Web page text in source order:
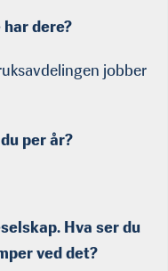
dere?
jobber
per år?
Hva ser du
ved det?